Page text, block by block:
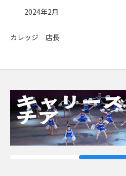
2024年2月
池袋コミ
カレッジ 店長